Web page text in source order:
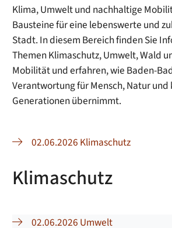
Klima, Umwelt und nachhaltige
Bausteine für eine lebenswerte und
Stadt. In diesem Bereich finden Sie
Themen Klimaschutz, Umwelt, Wald
Mobilität und erfahren, wie Baden-
Verantwortung für Mensch, Natur
Generationen übernimmt.
02.06.2026 Klimaschutz
Klimaschutz
02.06.2026 Umwelt